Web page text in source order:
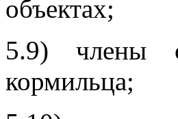
объектах;
5.9) члены
кормильца;